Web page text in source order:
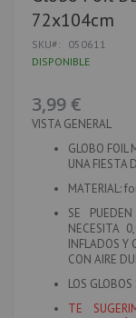
al
comienzo
la
galería
imágenes
72x104cm
SKU
050611
DISPONIBLE
3,99 €
VISTA GENERAL
GLOBO FOIL
UNA FIESTA
MATERIAL:
SE
NECESITA
INFLADOS Y
CON AIRE
LOS
TE